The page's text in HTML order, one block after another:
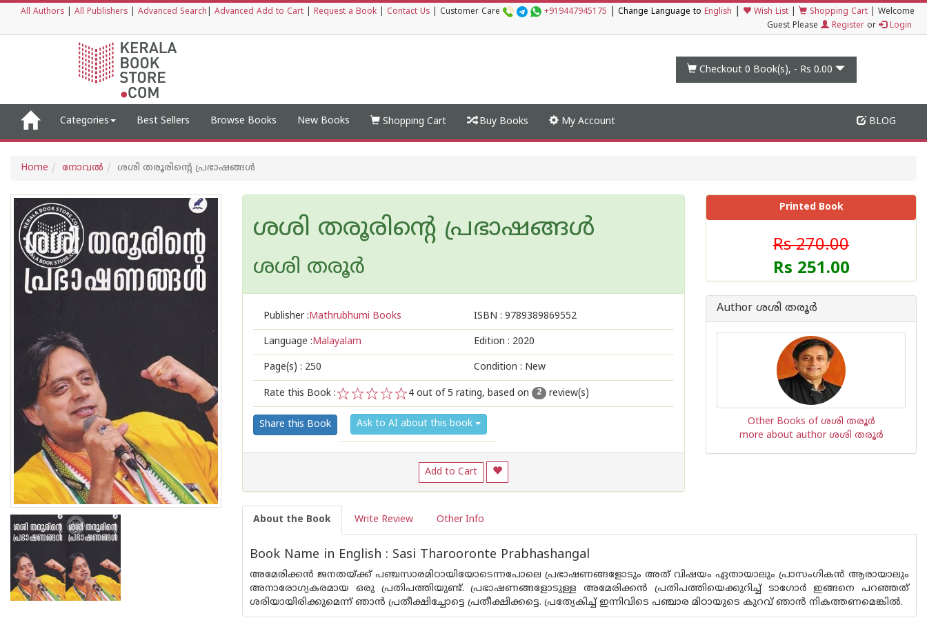
All Authors All Publishers Advanced Search Advanced Add to Cart Request a Book Contact Us Customer Care +919447945175 Change Language to English Wish List Shopping Cart
Welcome
Guest Please
Register or Login
Checkout 0 Book(s), - Rs 0.00
Categories Best Sellers Browse Books New Books Shopping Cart Buy Books My Account BLOG
Home നോവല്‍ ശശി തരൂരിന്റെ പ്രഭാഷങ്ങള്‍
ശശി തരൂരിന്റെ പ്രഭാഷങ്ങള്‍
ശശി തരൂർ
Publisher :Mathrubhumi Books ISBN : 9789389869552
Language :Malayalam Edition : 2020
Page(s) : 250 Condition : New
Rate this Book :
5
4
3
2
1
4 out of 5 rating, based on 2 review(s)
Share this Book Ask to AI about this book
Add to Cart
Printed Book
Rs 270.00
Rs 251.00
Author ശശി തരൂർ
Other Books of ശശി തരൂർ
more about author ശശി തരൂർ
About the Book Write Review Other Info
Book Name in English : Sasi Tharooronte Prabhashangal
അമേരിക്കന്‍ ജനതയ്ക്ക് പഞ്ചസാരമിഠായിയോടെന്നപോലെ പ്രഭാഷണങ്ങളോടും അത് വിഷയം ഏതായാലും പ്രാസംഗികന്‍ ആരായാലും
അനാരോഗ്യകരമായ ഒരു പ്രതിപത്തിയുണ്ട്. പ്രഭാഷണങ്ങളോടുള്ള അമേരിക്കന്‍ പ്രതിപത്തിയെക്കുറിച്ച് ടാഗോര്‍ ഇങ്ങനെ പറഞ്ഞത്
ശരിയായിരിക്കുമെന്ന് ഞാന്‍ പ്രതീക്ഷിച്ചോട്ടെ പ്രതീക്ഷിക്കട്ടെ. പ്രത്യേകിച്ച് ഇന്നിവിടെ പഞ്ചാര മിഠായുടെ കുറവ് ഞാന്‍ നികത്തണമെങ്കില്‍.